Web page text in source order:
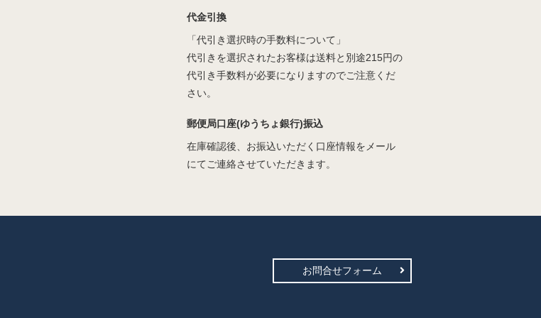
代金引換
「代引き選択時の手数料について」
代引きを選択されたお客様は送料と別途215円の
代引き手数料が必要になりますのでご注意くだ
さい。
郵便局口座(ゆうちょ銀行)振込
在庫確認後、お振込いただく口座情報をメール
にてご連絡させていただきます。
お問合せフォーム